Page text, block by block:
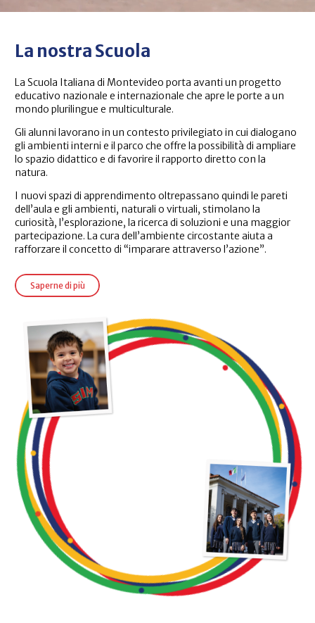
La nostra Scuola
La Scuola Italiana di Montevideo porta avanti un progetto
educativo nazionale e internazionale che apre le porte a un
mondo plurilingue e multiculturale.
Gli alunni lavorano in un contesto privilegiato in cui dialogano
gli ambienti interni e il parco che offre la possibilità di ampliare
lo spazio didattico e di favorire il rapporto diretto con la
natura.
I nuovi spazi di apprendimento oltrepassano quindi le pareti
dell’aula e gli ambienti, naturali o virtuali, stimolano la
curiosità, l’esplorazione, la ricerca di soluzioni e una maggior
partecipazione. La cura dell’ambiente circostante aiuta a
rafforzare il concetto di “imparare attraverso l’azione”.
Saperne di più